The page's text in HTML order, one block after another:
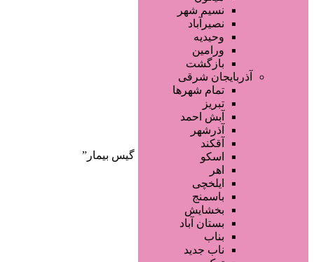
نسیم شهر
نصیرآباد
وحیدیه
ورامین
بازگشت
آذربایجان شرقی
تمام شهر‌ها
تبریز
آبش احمد
آذرشهر
آقکند
اسکو
اهر
ایلخچی
باسمنج
بخشایش
بستان آباد
بناب
ناب جدید
دسته‌بندی‌ها
/ محصولات برچسب خورده “کلاه گیس بیمار”